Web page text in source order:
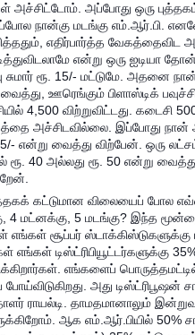
அச்சிட்டோம். அப்போது ஒரு
நான்கு மடங்கு எம்.ஆர்.பி.
எதிர்பார்த்த வேகத்தைவிட
என்று ஒரு ஐடியா
சுமார் ரூ. 15/- மட்டுமே. அதனை
ஊரெங்கும் பிளாஸ்டிக்
4,500 விற்றுவிட்டது. கடைசி
அச்சிடவில்லை. இப்போது
என்று வைத்து விற்பேன். ஒரு
ரூ. 40 அல்லது ரூ. 50 என்று
கட்டுமான விலையைப் போல
4 மட்னக்கு, 5 மடங்கு? இந்த
எங்கள் சூப்பர் ஸ்டாக்கிஸ்டுகளுக்கு
எங்கள் டிஸ்ட்ரிபியூட்டர்களுக்கு
எங்களைப்
போய்விடுகிறது. அது
ராயல்டி. தாமதமானாலும்
ஆக எம்.ஆர்.பியில் 50%